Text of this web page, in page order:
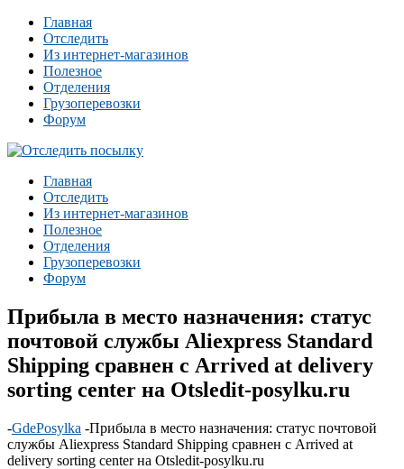
Главная
Отследить
Из интернет-магазинов
Полезное
Отделения
Грузоперевозки
Форум
Главная
Отследить
Из интернет-магазинов
Полезное
Отделения
Грузоперевозки
Форум
Прибыла в место назначения: статус
почтовой службы Aliexpress Standard
Shipping сравнен с Arrived at delivery
sorting center на Otsledit-posylku.ru
-GdePosylka -Прибыла в место назначения: статус почтовой
службы Aliexpress Standard Shipping сравнен с Arrived at
delivery sorting center на Otsledit-posylku.ru